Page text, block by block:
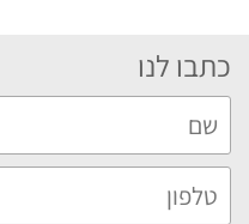
כתבו לנו